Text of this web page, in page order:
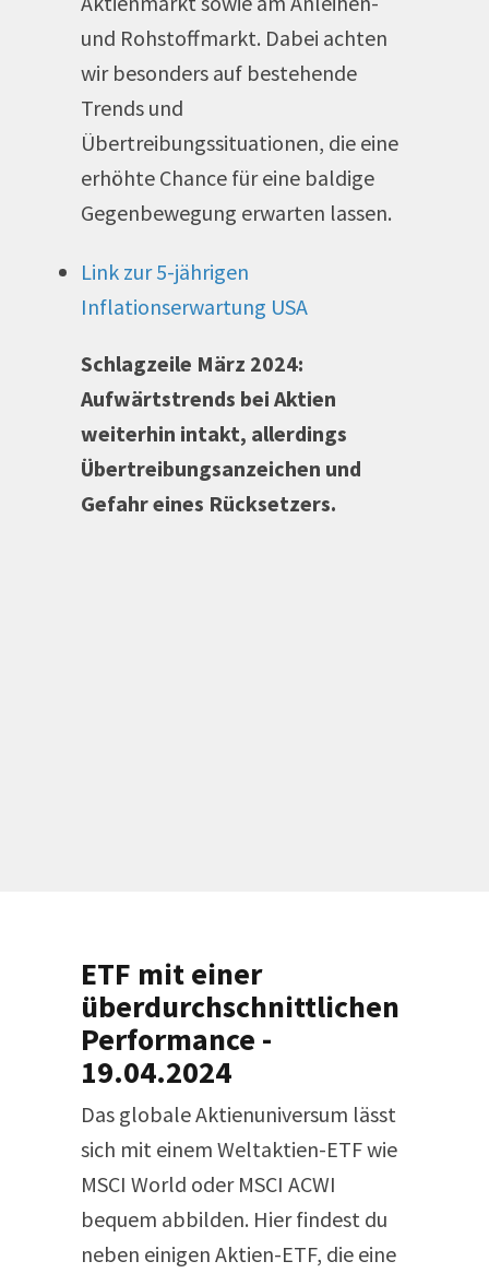
und Rohstoffmarkt. Dabei achten
wir besonders auf bestehende
Trends und
Übertreibungssituationen, die eine
erhöhte Chance für eine baldige
Gegenbewegung erwarten lassen.
Link zur 5-jährigen
Inflationserwartung USA
Schlagzeile März 2024:
Aufwärtstrends bei Aktien
weiterhin intakt, allerdings
Übertreibungsanzeichen und
Gefahr eines Rücksetzers.
ETF mit einer
überdurchschnittlichen
Performance -
19.04.2024
Das globale Aktienuniversum lässt
sich mit einem Weltaktien-ETF wie
MSCI World oder MSCI ACWI
bequem abbilden. Hier findest du
neben einigen Aktien-ETF, die eine